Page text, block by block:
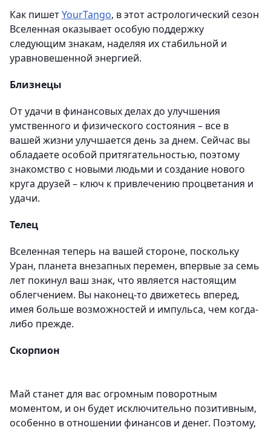
Как пишетYourTango, в этот астрологический сезон
Вселенная оказывает особую поддержку
следующим знакам, наделяя их стабильной и
уравновешенной энергией.
Близнецы
От удачи в финансовых делах до улучшения
умственного и физического состояния – все в
вашей жизни улучшается день за днем. Сейчас вы
обладаете особой притягательностью, поэтому
знакомство с новыми людьми и создание нового
круга друзей – ключ к привлечению процветания и
удачи.
Телец
Вселенная теперь на вашей стороне, поскольку
Уран, планета внезапных перемен, впервые за семь
лет покинул ваш знак, что является настоящим
облегчением. Вы наконец-то движетесь вперед,
имея больше возможностей и импульса, чем когда-
либо прежде.
Скорпион
Май станет для вас огромным поворотным
моментом, и он будет исключительно позитивным,
особенно в отношении финансов и денег. Поэтому,